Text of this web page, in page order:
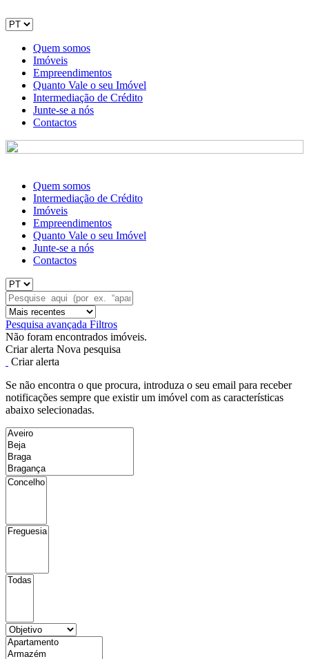
Quem somos
Imóveis
Empreendimentos
Quanto Vale o seu Imóvel
Intermediação de Crédito
Junte-se a nós
Contactos
Quem somos
Intermediação de Crédito
Imóveis
Empreendimentos
Quanto Vale o seu Imóvel
Junte-se a nós
Contactos
Pesquisa avançada Filtros
Não foram encontrados imóveis.
Criar alerta Nova pesquisa
Criar alerta
Se não encontra o que procura, introduza o seu email para receber
notificações sempre que existir um imóvel com as características
abaixo selecionadas.